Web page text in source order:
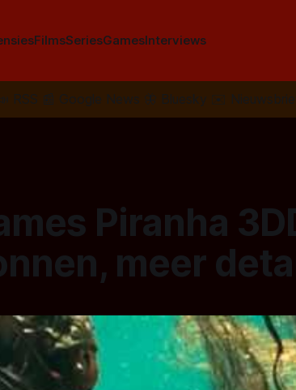
FilmsSeriesGamesInterviews
RSS 📰 Google News 🦋 Bluesky ✉️
Piranha
meer